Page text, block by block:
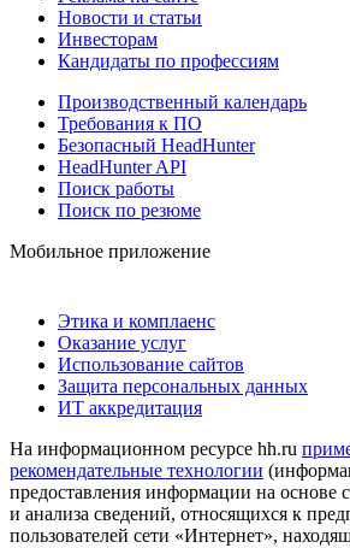
Новости и статьи
Инвесторам
Кандидаты по профессиям
Производственный календарь
Требования к ПО
Безопасный HeadHunter
HeadHunter API
Поиск работы
Поиск по резюме
Мобильное приложение
Этика и комплаенс
Оказание услуг
Использование сайтов
Защита персональных данных
ИТ аккредитация
На информационном ресурсе hh.ru
рекомендательные технологии
предоставления информации на основе
и анализа сведений, относящихся к
пользователей сети «Интернет»,